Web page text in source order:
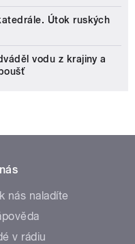
Útok ruských
vodu z krajiny a
nás naladíte
v rádiu